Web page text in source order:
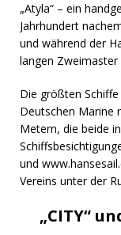
„Atyla“ – ein
Jahrhundert
und während der
langen Zweimaster
Die größten
Deutschen Marine
Metern, die beide
und
Vereins unter der
„CITY“